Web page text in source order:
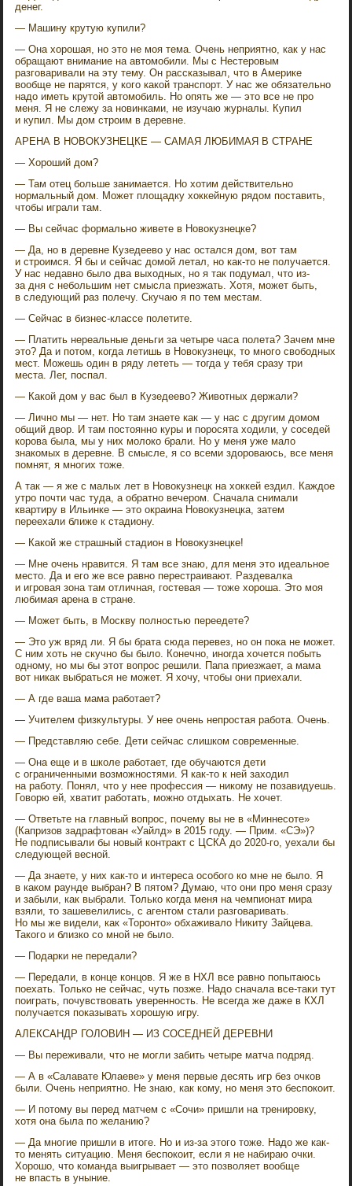
денег.
— Машину крутую купили?
— Она хорошая, но это не моя тема. Очень неприятно, как у нас
обращают внимание на автомобили. Мы с Нестеровым
разговаривали на эту тему. Он рассказывал, что в Америке
вообще не парятся, у кого какой транспорт. У нас же обязательно
надо иметь крутой автомобиль. Но опять же — это все не про
меня. Я не слежу за новинками, не изучаю журналы. Купил
и купил. Мы дом строим в деревне.
АРЕНА В НОВОКУЗНЕЦКЕ — САМАЯ ЛЮБИМАЯ В СТРАНЕ
— Хороший дом?
— Там отец больше занимается. Но хотим действительно
нормальный дом. Может площадку хоккейную рядом поставить,
чтобы играли там.
— Вы сейчас формально живете в Новокузнецке?
— Да, но в деревне Кузедеево у нас остался дом, вот там
и строимся. Я бы и сейчас домой летал, но как-то не получается.
У нас недавно было два выходных, но я так подумал, что из-
за дня с небольшим нет смысла приезжать. Хотя, может быть,
в следующий раз полечу. Скучаю я по тем местам.
— Сейчас в бизнес-классе полетите.
— Платить нереальные деньги за четыре часа полета? Зачем мне
это? Да и потом, когда летишь в Новокузнецк, то много свободных
мест. Можешь один в ряду лететь — тогда у тебя сразу три
места. Лег, поспал.
— Какой дом у вас был в Кузедеево? Животных держали?
— Лично мы — нет. Но там знаете как — у нас с другим домом
общий двор. И там постоянно куры и поросята ходили, у соседей
корова была, мы у них молоко брали. Но у меня уже мало
знакомых в деревне. В смысле, я со всеми здороваюсь, все меня
помнят, я многих тоже.
А так — я же с малых лет в Новокузнецк на хоккей ездил. Каждое
утро почти час туда, а обратно вечером. Сначала снимали
квартиру в Ильинке — это окраина Новокузнецка, затем
переехали ближе к стадиону.
— Какой же страшный стадион в Новокузнецке!
— Мне очень нравится. Я там все знаю, для меня это идеальное
место. Да и его же все равно перестраивают. Раздевалка
и игровая зона там отличная, гостевая — тоже хороша. Это моя
любимая арена в стране.
— Может быть, в Москву полностью переедете?
— Это уж вряд ли. Я бы брата сюда перевез, но он пока не может.
С ним хоть не скучно бы было. Конечно, иногда хочется побыть
одному, но мы бы этот вопрос решили. Папа приезжает, а мама
вот никак выбраться не может. Я хочу, чтобы они приехали.
— А где ваша мама работает?
— Учителем физкультуры. У нее очень непростая работа. Очень.
— Представляю себе. Дети сейчас слишком современные.
— Она еще и в школе работает, где обучаются дети
с ограниченными возможностями. Я как-то к ней заходил
на работу. Понял, что у нее профессия — никому не позавидуешь.
Говорю ей, хватит работать, можно отдыхать. Не хочет.
— Ответьте на главный вопрос, почему вы не в «Миннесоте»
(Капризов задрафтован «Уайлд» в 2015 году. — Прим. «СЭ»)?
Не подписывали бы новый контракт с ЦСКА до 2020-го, уехали бы
следующей весной.
— Да знаете, у них как-то и интереса особого ко мне не было. Я
в каком раунде выбран? В пятом? Думаю, что они про меня сразу
и забыли, как выбрали. Только когда меня на чемпионат мира
взяли, то зашевелились, с агентом стали разговаривать.
Но мы же видели, как «Торонто» обхаживало Никиту Зайцева.
Такого и близко со мной не было.
— Подарки не передали?
— Передали, в конце концов. Я же в НХЛ все равно попытаюсь
поехать. Только не сейчас, чуть позже. Надо сначала все-таки тут
поиграть, почувствовать уверенность. Не всегда же даже в КХЛ
получается показывать хорошую игру.
АЛЕКСАНДР ГОЛОВИН — ИЗ СОСЕДНЕЙ ДЕРЕВНИ
— Вы переживали, что не могли забить четыре матча подряд.
— А в «Салавате Юлаеве» у меня первые десять игр без очков
были. Очень неприятно. Не знаю, как кому, но меня это беспокоит.
— И потому вы перед матчем с «Сочи» пришли на тренировку,
хотя она была по желанию?
— Да многие пришли в итоге. Но и из-за этого тоже. Надо же как-
то менять ситуацию. Меня беспокоит, если я не набираю очки.
Хорошо, что команда выигрывает — это позволяет вообще
не впасть в уныние.